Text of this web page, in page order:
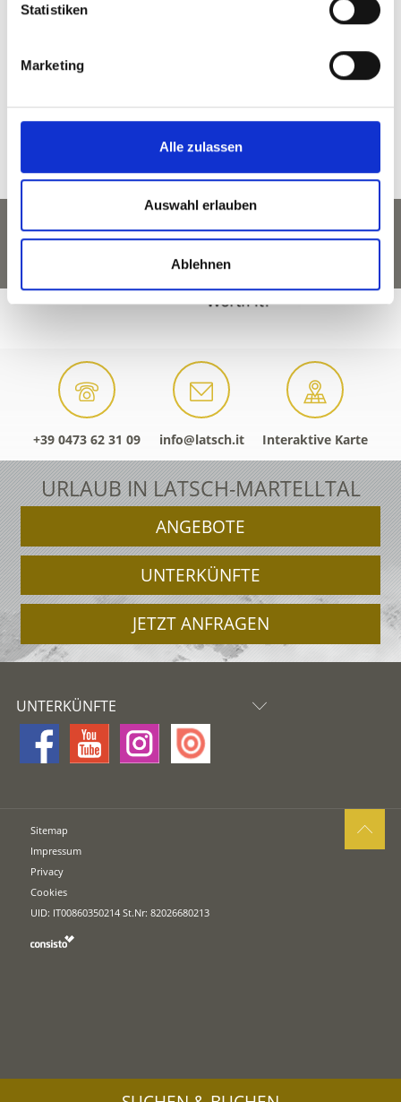
Statistiken
Marketing
Alle zulassen
Auswahl erlauben
Ablehnen
WAR DER INHALT FÜR SIE HILFREICH?
+39 0473 62 31 09 info@latsch.it Interaktive Karte
URLAUB IN LATSCH-MARTELLTAL
ANGEBOTE
UNTERKÜNFTE
JETZT ANFRAGEN
UNTERKÜNFTE
Sitemap
Impressum
Privacy
Cookies
UID: IT00860350214 St.Nr: 82026680213